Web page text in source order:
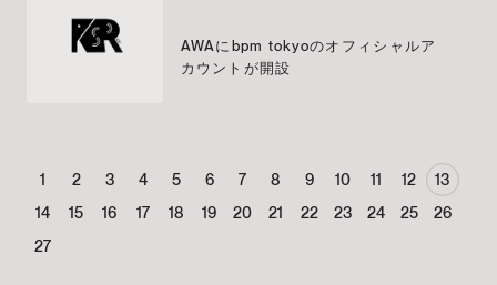
AWAにbpm tokyoのオフィシャルア
カウントが開設
1 2 3 4 5 6 7 8 9 10 11 12
13
14
15 16 17 18 19 20 21 22 23 24 25
26
27